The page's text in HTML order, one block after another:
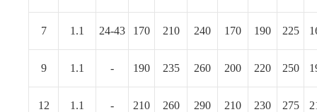
7 1.1 24-43 170 210 240 170 190 225
9 1.1 - 190 235 260 200 220 250
12 1.1 - 210 260 290 210 230 275